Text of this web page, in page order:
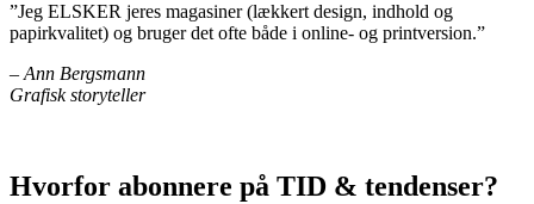
”Jeg ELSKER jeres magasiner (lækkert design, indhold og
papirkvalitet) og bruger det ofte både i online- og printversion.”
– Ann Bergsmann
Grafisk storyteller
Hvorfor abonnere på TID & tendenser?